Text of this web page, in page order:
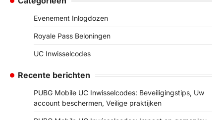
Evenement Inlogdozen
Royale Pass Beloningen
UC Inwisselcodes
Recente berichten
PUBG Mobile UC Inwisselcodes: Beveiligingstips, Uw
account beschermen, Veilige praktijken